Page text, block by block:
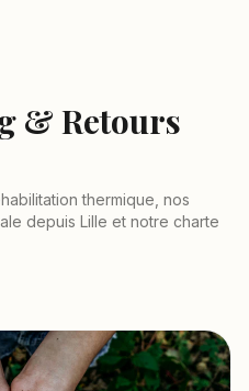
& Retours
thermique, nos
depuis Lille et notre charte